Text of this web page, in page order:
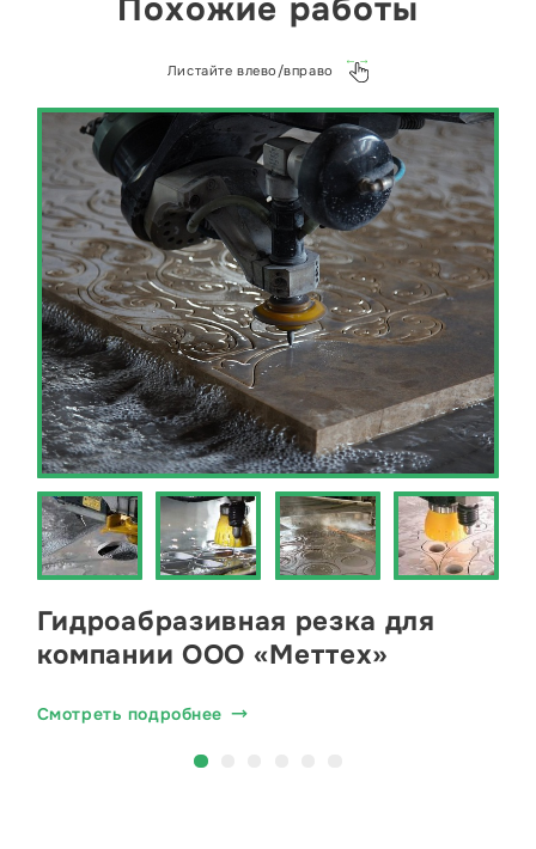
Похожие работы
Листайте влево/вправо
Гидроабразивная резка для
компании ООО «Меттех»
Смотреть подробнее